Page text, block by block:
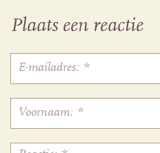
Plaats een reactie